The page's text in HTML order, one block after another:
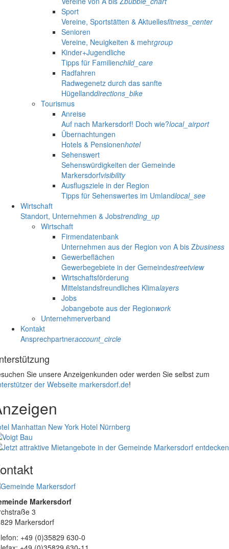
Sport
Vereine, Sportstätten & Aktuellesfitness_center
Senioren
Vereine, Neuigkeiten & mehrgroup
Kinder+Jugendliche
Tipps für Familienchild_care
Radfahren
Radwegenetz durch das sanfte
Hügellanddirections_bike
Tourismus
Anreise
Auf nach Markersdorf! Doch wie?local_airport
Übernachtungen
Hotels & Pensionenhotel
Sehenswert
Sehenswürdigkeiten der Gemeinde
Markersdorfvisibility
Ausflugsziele in der Region
Tipps für Sehenswertes im Umlandlocal_see
Wirtschaft
Standort, Unternehmen & Jobstrending_up
Wirtschaft
Firmendatenbank
Unternehmen aus der Region von A bis Zbusiness
Gewerbeflächen
Gewerbegebiete in der Gemeindestreetview
Wirtschaftsförderung
Mittelstandsfreundliches Klimalayers
Jobs
Jobangebote aus der Regionwork
Unternehmerverband
Kontakt
Ansprechpartneraccount_circle
Sie unsere Anzeigenkunden oder werden Sie selbst zum
der Webseite markersdorf.de!
Manhattan New York Hotel Nürnberg
Markersdorf
3
Markersdorf
+49 (0)35829 630-0